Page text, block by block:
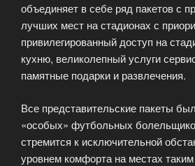
объединяет в себе ряд пакетов с
лучших мест на стадионах с
привилегированный доступ на
кухню, великолепный услуги
памятные подарки и развлечения.
Все представительские пакеты
«особых» футбольных
стремится к исключительной
уровнем комфорта на местах